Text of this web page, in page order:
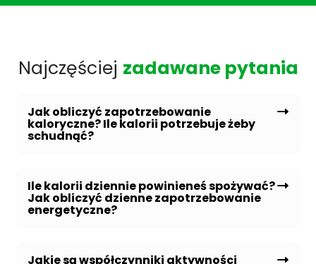
Najczęściej zadawane pytania
Jak obliczyć zapotrzebowanie
kaloryczne? Ile kalorii potrzebuje żeby
schudnąć?
Ile kalorii dziennie powinieneś spożywać?
Jak obliczyć dzienne zapotrzebowanie
energetyczne?
Jakie są współczynniki aktywności